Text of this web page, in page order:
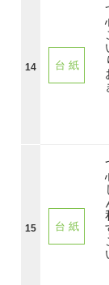
14 台 紙
15 台 紙